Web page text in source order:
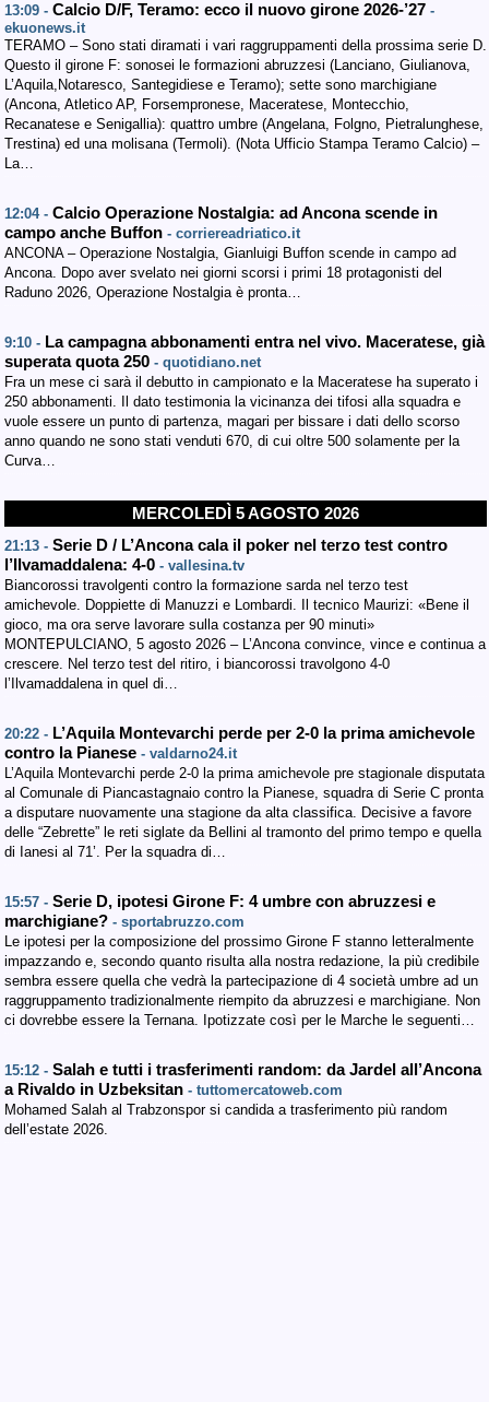
13:09 - Calcio D/F, Teramo: ecco il nuovo girone 2026-’27 -
ekuonews.it
TERAMO – Sono stati diramati i vari raggruppamenti della prossima serie D.
Questo il girone F: sonosei le formazioni abruzzesi (Lanciano, Giulianova,
L’Aquila,Notaresco, Santegidiese e Teramo); sette sono marchigiane
(Ancona, Atletico AP, Forsempronese, Maceratese, Montecchio,
Recanatese e Senigallia): quattro umbre (Angelana, Folgno, Pietralunghese,
Trestina) ed una molisana (Termoli). (Nota Ufficio Stampa Teramo Calcio) –
La…
12:04 - Calcio Operazione Nostalgia: ad Ancona scende in
campo anche Buffon - corriereadriatico.it
ANCONA – Operazione Nostalgia, Gianluigi Buffon scende in campo ad
Ancona. Dopo aver svelato nei giorni scorsi i primi 18 protagonisti del
Raduno 2026, Operazione Nostalgia è pronta…
9:10 - La campagna abbonamenti entra nel vivo. Maceratese, già
superata quota 250 - quotidiano.net
Fra un mese ci sarà il debutto in campionato e la Maceratese ha superato i
250 abbonamenti. Il dato testimonia la vicinanza dei tifosi alla squadra e
vuole essere un punto di partenza, magari per bissare i dati dello scorso
anno quando ne sono stati venduti 670, di cui oltre 500 solamente per la
Curva…
MERCOLEDÌ 5 AGOSTO 2026
21:13 - Serie D / L’Ancona cala il poker nel terzo test contro
l’Ilvamaddalena: 4-0 - vallesina.tv
Biancorossi travolgenti contro la formazione sarda nel terzo test
amichevole. Doppiette di Manuzzi e Lombardi. Il tecnico Maurizi: «Bene il
gioco, ma ora serve lavorare sulla costanza per 90 minuti»
MONTEPULCIANO, 5 agosto 2026 – L’Ancona convince, vince e continua a
crescere. Nel terzo test del ritiro, i biancorossi travolgono 4-0
l’Ilvamaddalena in quel di…
20:22 - L’Aquila Montevarchi perde per 2-0 la prima amichevole
contro la Pianese - valdarno24.it
L’Aquila Montevarchi perde 2-0 la prima amichevole pre stagionale disputata
al Comunale di Piancastagnaio contro la Pianese, squadra di Serie C pronta
a disputare nuovamente una stagione da alta classifica. Decisive a favore
delle “Zebrette” le reti siglate da Bellini al tramonto del primo tempo e quella
di Ianesi al 71’. Per la squadra di…
15:57 - Serie D, ipotesi Girone F: 4 umbre con abruzzesi e
marchigiane? - sportabruzzo.com
Le ipotesi per la composizione del prossimo Girone F stanno letteralmente
impazzando e, secondo quanto risulta alla nostra redazione, la più credibile
sembra essere quella che vedrà la partecipazione di 4 società umbre ad un
raggruppamento tradizionalmente riempito da abruzzesi e marchigiane. Non
ci dovrebbe essere la Ternana. Ipotizzate così per le Marche le seguenti…
15:12 - Salah e tutti i trasferimenti random: da Jardel all’Ancona
a Rivaldo in Uzbeksitan - tuttomercatoweb.com
Mohamed Salah al Trabzonspor si candida a trasferimento più random
dell’estate 2026.